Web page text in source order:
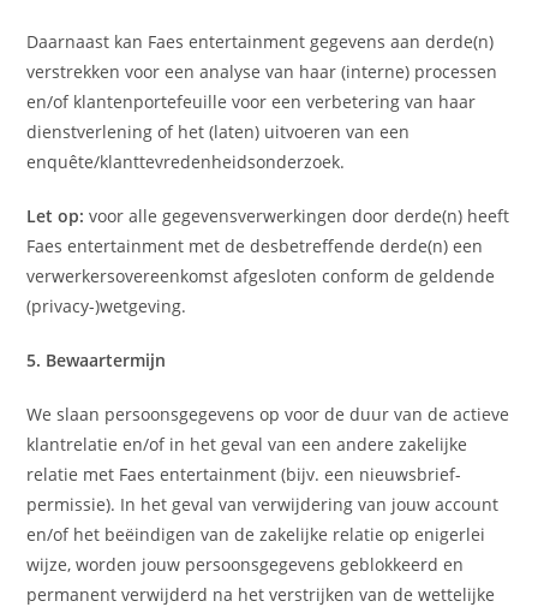
Daarnaast kan Faes entertainment gegevens aan derde(n)
verstrekken voor een analyse van haar (interne) processen
en/of klantenportefeuille voor een verbetering van haar
dienstverlening of het (laten) uitvoeren van een
enquête/klanttevredenheidsonderzoek.
Let op: voor alle gegevensverwerkingen door derde(n) heeft
Faes entertainment met de desbetreffende derde(n) een
verwerkersovereenkomst afgesloten conform de geldende
(privacy-)wetgeving.
5. Bewaartermijn
We slaan persoonsgegevens op voor de duur van de actieve
klantrelatie en/of in het geval van een andere zakelijke
relatie met Faes entertainment (bijv. een nieuwsbrief-
permissie). In het geval van verwijdering van jouw account
en/of het beëindigen van de zakelijke relatie op enigerlei
wijze, worden jouw persoonsgegevens geblokkeerd en
permanent verwijderd na het verstrijken van de wettelijke